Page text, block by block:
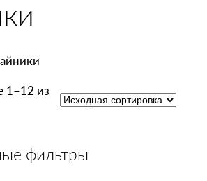
1–12 из
фильтры